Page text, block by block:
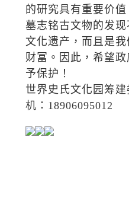
的研究具有重要价
墓志铭古文物的发
文化遗产，而且是
财冨。因此，希望
予保护！
世界史氏文化园筹
机：18906095012